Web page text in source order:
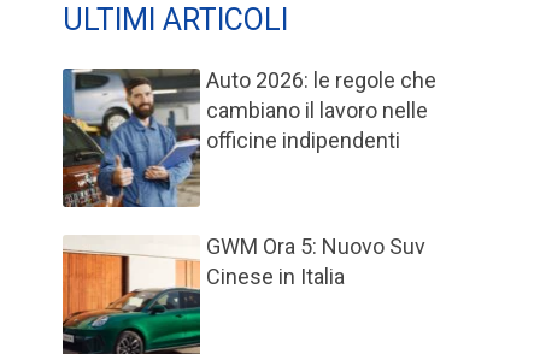
ULTIMI ARTICOLI
Auto 2026: le regole che
cambiano il lavoro nelle
officine indipendenti
GWM Ora 5: Nuovo Suv
Cinese in Italia